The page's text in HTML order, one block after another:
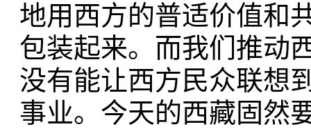
地用西方的普适价值和
包装起来。而我们推动
没有能让西方民众联想
事业。今天的西藏固然